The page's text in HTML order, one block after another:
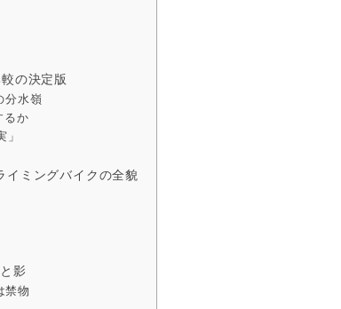
の決定版
分水嶺
るか
ミングバイクの全貌
影
禁物